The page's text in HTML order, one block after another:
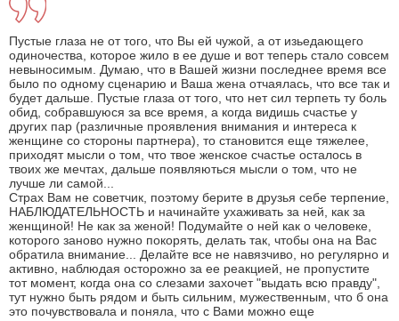
Пустые глаза не от того, что Вы ей чужой, а от изьедающего
одиночества, которое жило в ее душе и вот теперь стало совсем
невыносимым. Думаю, что в Вашей жизни последнее время все
было по одному сценарию и Ваша жена отчаялась, что все так и
будет дальше. Пустые глаза от того, что нет сил терпеть ту боль
обид, собравшуюся за все время, а когда видишь счастье у
других пар (различные проявления внимания и интереса к
женщине со стороны партнера), то становится еще тяжелее,
приходят мысли о том, что твое женское счастье осталось в
твоих же мечтах, дальше появляються мысли о том, что не
лучше ли самой...
Страх Вам не советчик, поэтому берите в друзья себе терпение,
НАБЛЮДАТЕЛЬНОСТЬ и начинайте ухаживать за ней, как за
женщиной! Не как за женой! Подумайте о ней как о человеке,
которого заново нужно покорять, делать так, чтобы она на Вас
обратила внимание... Делайте все не навязчиво, но регулярно и
активно, наблюдая осторожно за ее реакцией, не пропустите
тот момент, когда она со слезами захочет "выдать всю правду",
тут нужно быть рядом и быть сильним, мужественным, что б она
это почувствовала и поняла, что с Вами можно еще